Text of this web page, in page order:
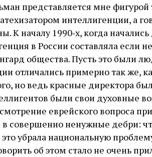
представляется мне фигурой
интеллигенции, а
К началу 1990‑х, когда
в России составляла если
общества. Пусть это были
отличались примерно так же,
но ведь красные директора
были свои духовные
еврейского вопроса
совершенно ненужные дебри:
убрала национальную
об этом стало не очень